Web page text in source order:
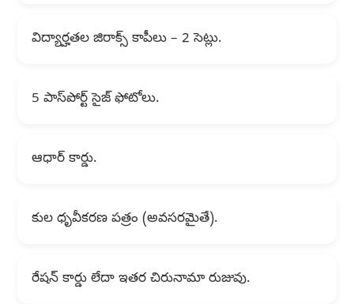
విద్యార్హతల జిరాక్స్ కాపీలు – 2 సెట్లు.
5 పాస్‌పోర్ట్ సైజ్ ఫోటోలు.
ఆధార్ కార్డు.
కుల ధృవీకరణ పత్రం (అవసరమైతే).
రేషన్ కార్డు లేదా ఇతర చిరునామా రుజువు.